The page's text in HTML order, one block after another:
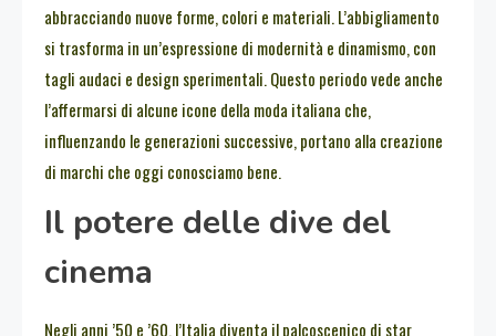
abbracciando nuove forme, colori e materiali. L’abbigliamento
si trasforma in un’espressione di modernità e dinamismo, con
tagli audaci e design sperimentali. Questo periodo vede anche
l’affermarsi di alcune icone della moda italiana che,
influenzando le generazioni successive, portano alla creazione
di marchi che oggi conosciamo bene.
Il potere delle dive del
cinema
Negli anni ’50 e ’60, l’Italia diventa il palcoscenico di star